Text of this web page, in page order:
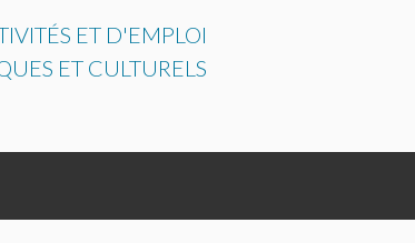
ET D'EMPLOI
ET CULTURELS